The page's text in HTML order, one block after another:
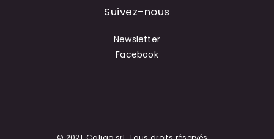
Suivez-nous
Newsletter
Facebook